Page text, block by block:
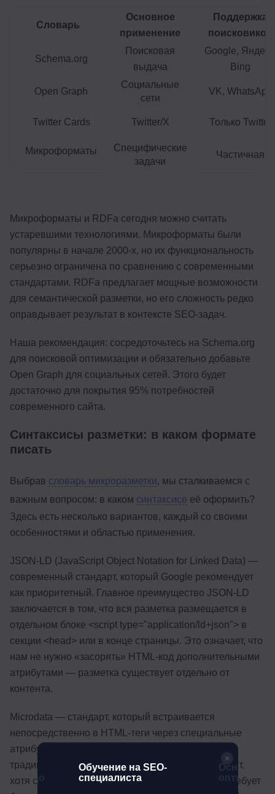
Словарь
Основное
применение
Поддержка
поисковиков
Schema.org
Поисковая
выдача
Google,
Bing
Open Graph
Социальные
сети
VK, WhatsApp
Twitter Cards Twitter/X Только Twitter
Микроформаты
Специфические
задачи
Частичная
Микроформаты и RDFa сегодня можно считать
устаревшими технологиями. Микроформаты были
популярны в начале 2000-х, но их функциональность
серьезно ограничена по сравнению с современными
стандартами. RDFa предлагает мощные возможности
для семантической разметки, но его сложность редко
оправдывает результат в контексте SEO-задач.
Наша рекомендация: сосредоточьтесь на Schema.org
для поисковой оптимизации и обязательно добавьте
Open Graph для социальных сетей. Этого будет
достаточно для покрытия 95% потребностей
современного сайта.
Синтаксисы разметки: в каком формате
писать
Выбрав словарь микроразметки, мы сталкиваемся с
важным вопросом: в каком синтаксисе её оформить?
Здесь есть несколько вариантов, каждый со своими
особенностями и областью применения.
JSON-LD (JavaScript Object Notation for Linked Data) —
современный стандарт, который Google рекомендует
как приоритетный. Главное преимущество JSON-LD
заключается в том, что вся разметка размещается в
отдельном блоке <script type="application/ld+json"> в
секции <head> или в конце страницы. Это означает, что
нам не нужно «засорять» HTML-код дополнительными
атрибутами — разметка существует отдельно от
контента.
Microdata — стандарт, который встраивается
непосредственно в HTML-теги через специальные
атрибуты itemscope, itemtype и itemprop. Яндекс
традиционно лучше понимает именно этот формат,
хотя ситуация постепенно меняется. Microdata требует
нуля до
Обучение на SEO-
специалиста
Основы